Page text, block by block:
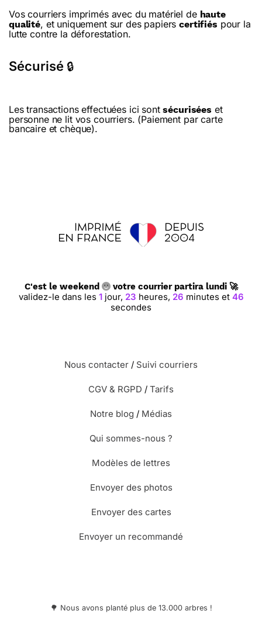
Vos courriers imprimés avec du matériel de haute
qualité, et uniquement sur des papierscertifiés pour la
lutte contre la déforestation.
Sécurisé 🔒
Les transactions effectuées ici sontsécurisées et
personne ne lit vos courriers. (Paiement par carte
bancaire et chèque).
C'est le weekend votre courrier partira lundi 🚀
validez-le dans les 1 jour, 23 heures, 26 minutes et 45
secondes
Nous contacter / Suivi courriers
CGV & RGPD / Tarifs
Notre blog / Médias
Qui sommes-nous ?
Modèles de lettres
Envoyer des photos
Envoyer des cartes
Envoyer un recommandé
🌳 Nous avons planté plus de 13.000 arbres !